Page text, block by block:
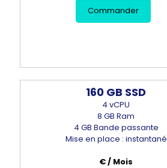
Commander
160 GB SSD
4 vCPU
8 GB Ram
4 GB Bande passante
Mise en place : instantané
€ / Mois